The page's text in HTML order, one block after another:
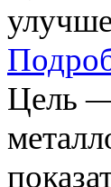
Цель —